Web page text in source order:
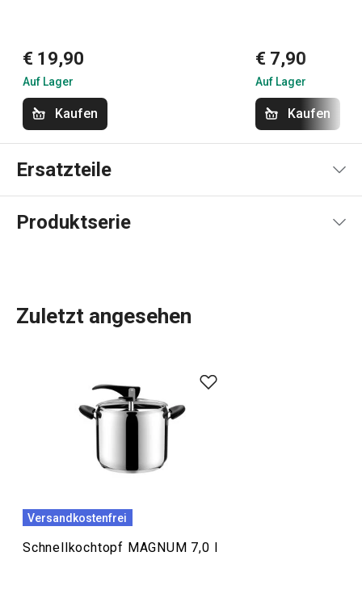
€ 19,90
Auf Lager
Kaufen
€ 7,90
Auf Lager
Kaufen
Ersatzteile
Deckeldichtung für
Schnellkochtopf MAGNUM,
€ 6,90
Auf Lager
Produktserie
Kochen
Zuletzt angesehen
Versandkostenfrei
Schnellkochtopf MAGNUM 7,0 l